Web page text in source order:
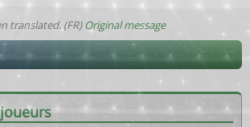
translated. (FR)Original message